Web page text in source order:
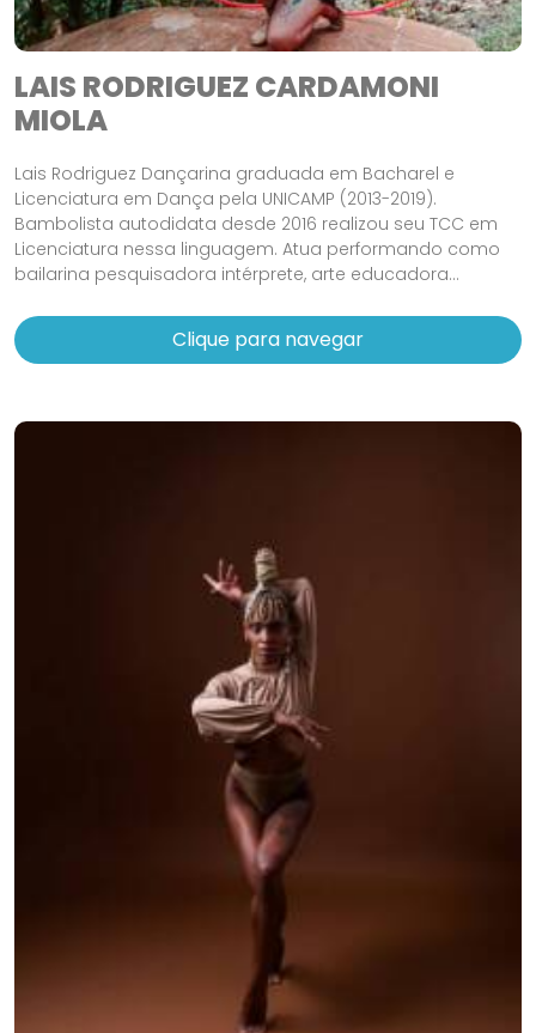
LAIS RODRIGUEZ CARDAMONI
MIOLA
Lais Rodriguez Dançarina graduada em Bacharel e
Licenciatura em Dança pela UNICAMP (2013-2019).
Bambolista autodidata desde 2016 realizou seu TCC em
Licenciatura nessa linguagem. Atua performando como
bailarina pesquisadora intérprete, arte educadora...
Clique para navegar